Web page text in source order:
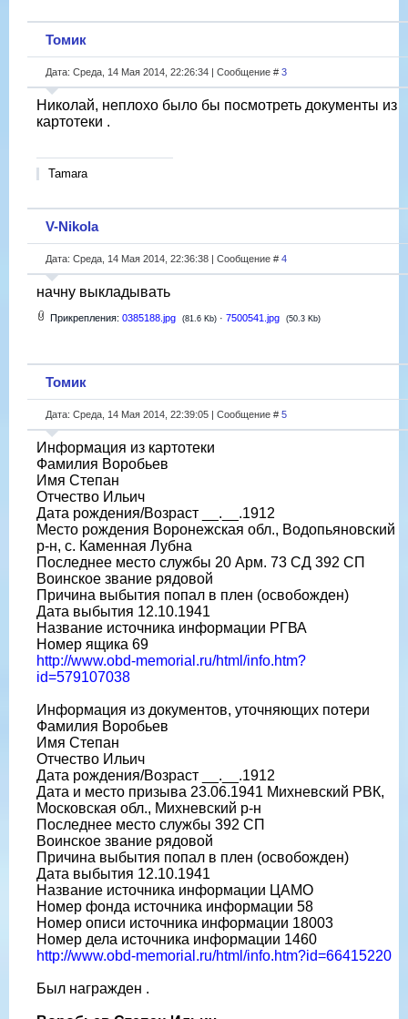
Томик
Дата: Среда, 14 Мая 2014, 22:26:34 | Сообщение # 3
Николай, неплохо было бы посмотреть документы из
картотеки .
Tamara
V-Nikola
Дата: Среда, 14 Мая 2014, 22:36:38 | Сообщение # 4
начну выкладывать
Прикрепления: 0385188.jpg (81.6 Kb) · 7500541.jpg (50.3 Kb)
Томик
Дата: Среда, 14 Мая 2014, 22:39:05 | Сообщение # 5
Информация из картотеки
Фамилия Воробьев
Имя Степан
Отчество Ильич
Дата рождения/Возраст __.__.1912
Место рождения Воронежская обл., Водопьяновский
р-н, с. Каменная Лубна
Последнее место службы 20 Арм. 73 СД 392 СП
Воинское звание рядовой
Причина выбытия попал в плен (освобожден)
Дата выбытия 12.10.1941
Название источника информации РГВА
Номер ящика 69
http://www.obd-memorial.ru/html/info.htm?
id=579107038
Информация из документов, уточняющих потери
Фамилия Воробьев
Имя Степан
Отчество Ильич
Дата рождения/Возраст __.__.1912
Дата и место призыва 23.06.1941 Михневский РВК,
Московская обл., Михневский р-н
Последнее место службы 392 СП
Воинское звание рядовой
Причина выбытия попал в плен (освобожден)
Дата выбытия 12.10.1941
Название источника информации ЦАМО
Номер фонда источника информации 58
Номер описи источника информации 18003
Номер дела источника информации 1460
http://www.obd-memorial.ru/html/info.htm?id=66415220
Был награжден .